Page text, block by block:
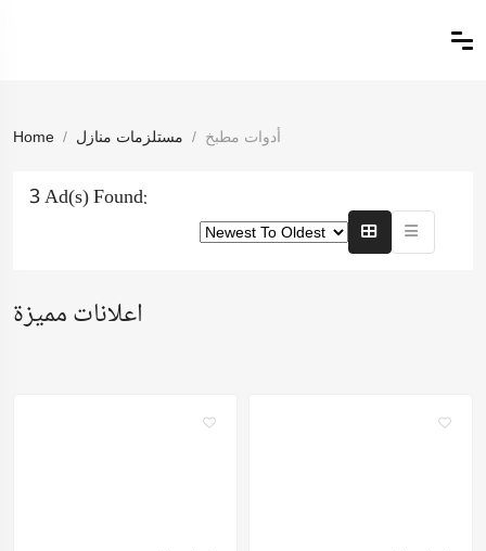
Home مستلزمات منازل أدوات مطبخ
3 Ad(s) Found:
اعلانات مميزة